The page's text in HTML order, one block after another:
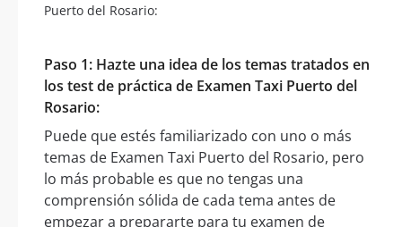
Puerto del Rosario:
Paso 1: Hazte una idea de los temas tratados en
los test de práctica de Examen Taxi Puerto del
Rosario:
Puede que estés familiarizado con uno o más
temas de Examen Taxi Puerto del Rosario, pero
lo más probable es que no tengas una
comprensión sólida de cada tema antes de
empezar a prepararte para tu examen de